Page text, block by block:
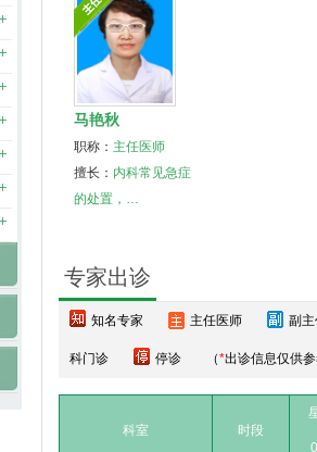
马艳秋
职称： 主任医师
擅长： 内科常见急症
的处置，…
专家出诊
知名专家 主任医师 副
科门诊 停诊 （*出诊信息仅供参
科室 时段